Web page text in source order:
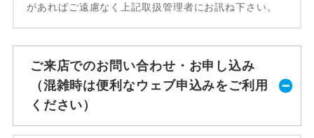
があればご遠慮なく上記取扱管理者にお訊ね下さい。
ご来店でのお問い合わせ・お申し込み
（混雑時は便利なウェブ申込みをご利用
ください）